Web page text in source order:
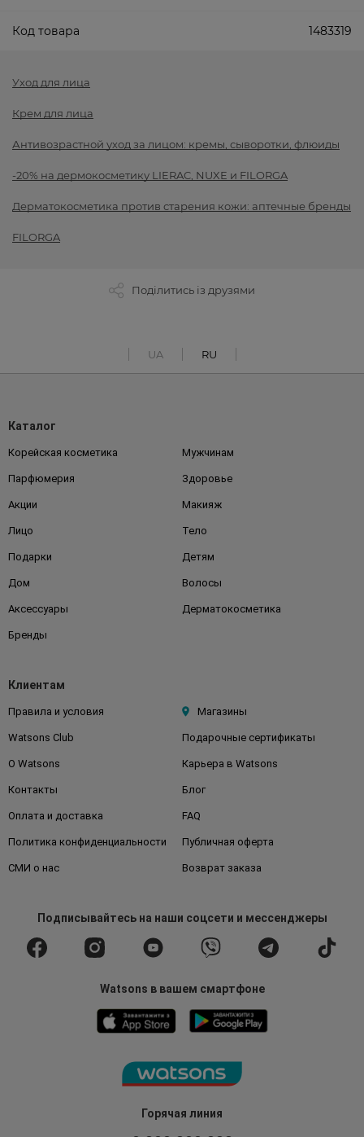
Код товара 1483319
Уход для лица
Крем для лица
Антивозрастной уход за лицом: кремы, сыворотки, флюиды
-20% на дермокосметику LIERAC, NUXE и FILORGA
Дерматокосметика против старения кожи: аптечные бренды
FILORGA
Поділитись із друзями
UA RU
Горячая линия
Каталог
Корейская косметика Мужчинам
Парфюмерия Здоровье
Акции Макияж
Лицо Тело
Подарки Детям
Дом Волосы
Аксессуары Дерматокосметика
Бренды
Клиентам
Правила и условия Магазины
Watsons Club Подарочные сертификаты
О Watsons Карьера в Watsons
Контакты Блог
Оплата и доставка FAQ
Политика конфиденциальности Публичная оферта
СМИ о нас Возврат заказа
Подписывайтесьна наши соцсети и мессенджеры
Watsons в вашем смартфоне